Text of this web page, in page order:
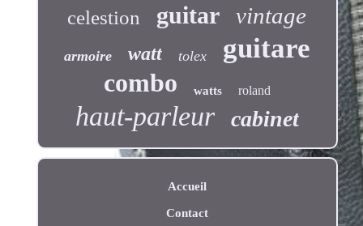
celestion guitar vintage
armoire watt tolex guitare
combo watts roland
haut-parleur cabinet
Accueil
Contact